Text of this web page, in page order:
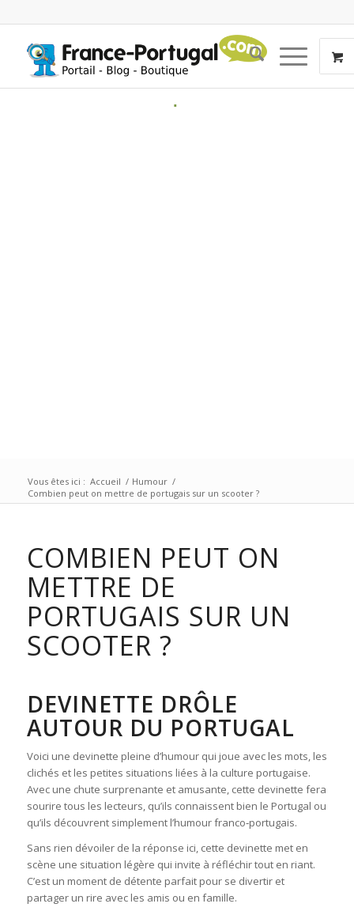
Vous êtes ici : Accueil / Humour /
Combien peut on mettre de portugais sur un scooter ?
COMBIEN PEUT ON
METTRE DE
PORTUGAIS SUR UN
SCOOTER ?
DEVINETTE DRÔLE
AUTOUR DU PORTUGAL
Voici une devinette pleine d’humour qui joue avec les mots, les
clichés et les petites situations liées à la culture portugaise.
Avec une chute surprenante et amusante, cette devinette fera
sourire tous les lecteurs, qu’ils connaissent bien le Portugal ou
qu’ils découvrent simplement l’humour franco‑portugais.
Sans rien dévoiler de la réponse ici, cette devinette met en
scène une situation légère qui invite à réfléchir tout en riant.
C’est un moment de détente parfait pour se divertir et
partager un rire avec les amis ou en famille.